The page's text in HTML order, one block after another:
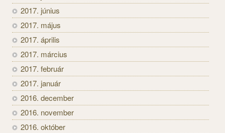
2017. június
2017. május
2017. április
2017. március
2017. február
2017. január
2016. december
2016. november
2016. október